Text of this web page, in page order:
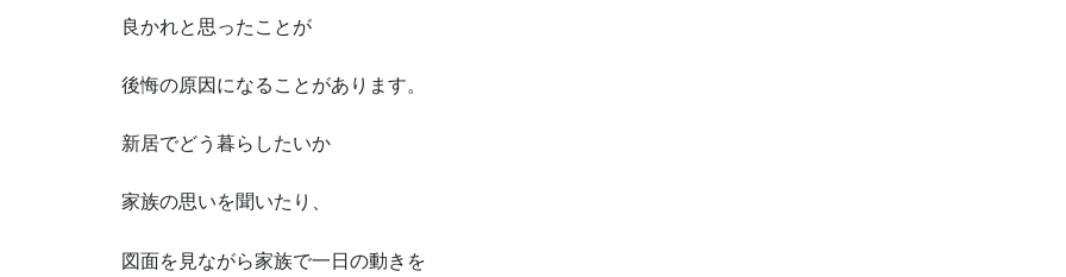
良かれと思ったことが
後悔の原因になることがあります。
新居でどう暮らしたいか
家族の思いを聞いたり、
図面を見ながら家族で一日の動きを